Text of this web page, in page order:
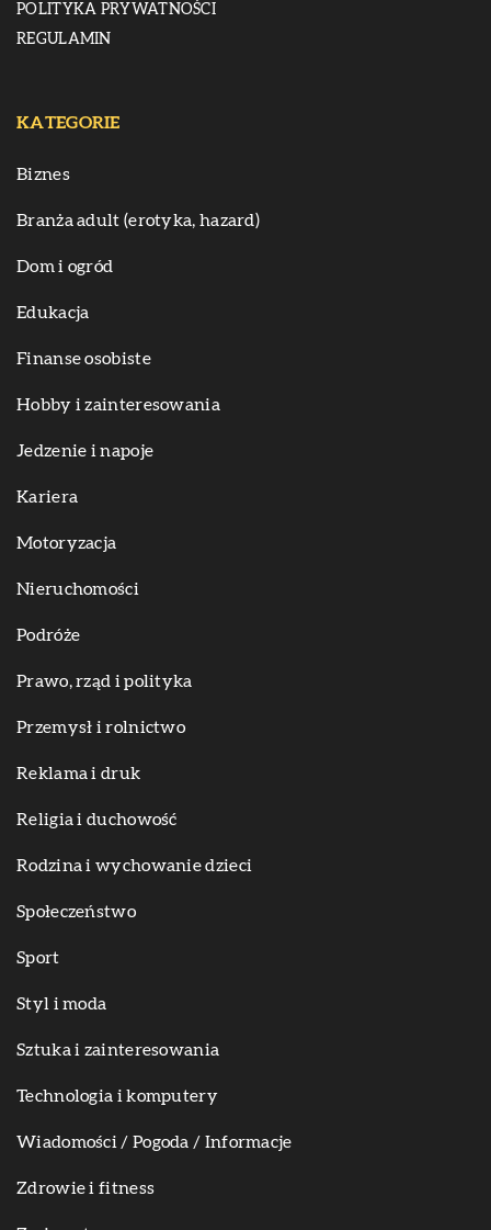
POLITYKA PRYWATNOŚCI
REGULAMIN
KATEGORIE
Biznes
Branża adult (erotyka, hazard)
Dom i ogród
Edukacja
Finanse osobiste
Hobby i zainteresowania
Jedzenie i napoje
Kariera
Motoryzacja
Nieruchomości
Podróże
Prawo, rząd i polityka
Przemysł i rolnictwo
Reklama i druk
Religia i duchowość
Rodzina i wychowanie dzieci
Społeczeństwo
Sport
Styl i moda
Sztuka i zainteresowania
Technologia i komputery
Wiadomości / Pogoda / Informacje
Zdrowie i fitness